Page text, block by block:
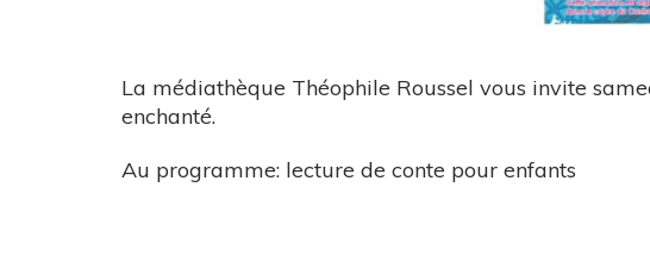
La médiathèque Théophile Roussel vous invite
enchanté.
Au programme: lecture de conte pour enfants